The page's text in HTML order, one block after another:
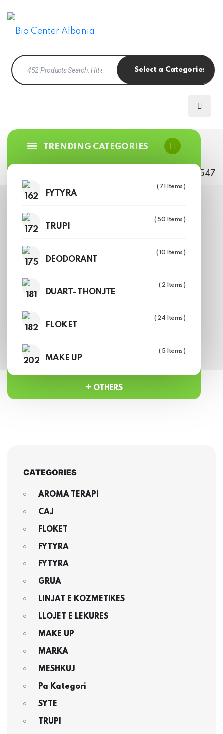
TRENDING CATEGORIES
FYTYRA
( 71 Items )
TRUPI
( 50 Items )
DEODORANT
( 10 Items )
DUART- THONJTE
( 2 Items )
FLOKET
( 24 Items )
MAKE UP
( 5 Items )
+ OTHERS
+355 68 202 6547
CATEGORIES
AROMA TERAPI
CAJ
FLOKET
FYTYRA
FYTYRA
GRUA
LINJAT E KOZMETIKES
LLOJET E LEKURES
MAKE UP
MARKA
MESHKUJ
Pa Kategori
SYTE
TRUPI